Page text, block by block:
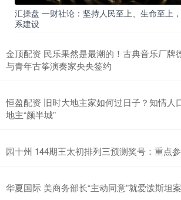
汇操盘 一财社论：坚持人民至上、生命至上
系建设
金顶配资 民乐果然是最潮的！古典音乐厂牌
与青年古筝演奏家央央签约
恒盈配资 旧时大地主家如何过日子？知情人
地主“颜半城”
园十州 144期王太初排列三预测奖号：重点
华夏国际 美商务部长“主动同意”就爱泼斯坦